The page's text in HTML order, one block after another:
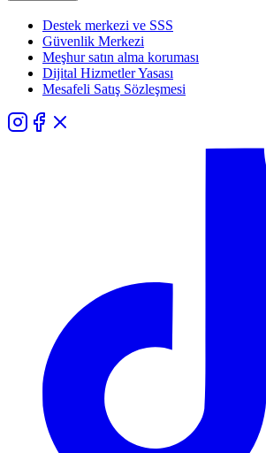
Destek merkezi ve SSS
Güvenlik Merkezi
Meşhur satın alma koruması
Dijital Hizmetler Yasası
Mesafeli Satış Sözleşmesi